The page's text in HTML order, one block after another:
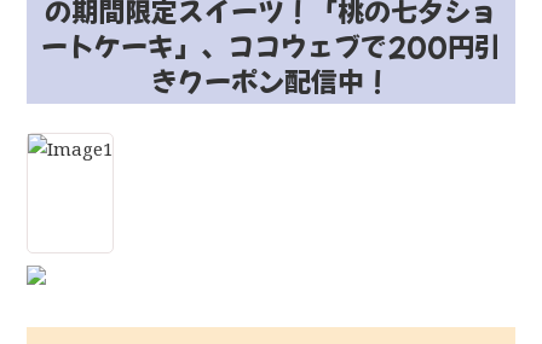
の期間限定スイーツ！「桃の七夕ショ
ートケーキ」、ココウェブで200円引
きクーポン配信中！